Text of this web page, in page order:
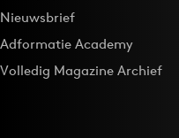
Nieuwsbrief
Adformatie Academy
Volledig Magazine Archief